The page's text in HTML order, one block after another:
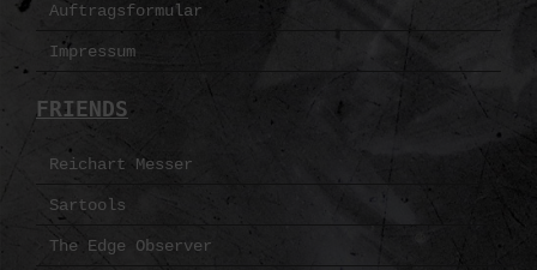
Auftragsformular
Impressum
FRIENDS
Reichart Messer
Sartools
The Edge Observer